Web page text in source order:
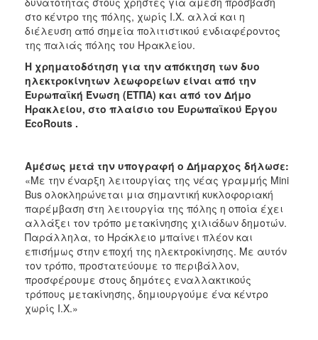
στο κέντρο της πόλης, χωρίς Ι.Χ. αλλά και η
διέλευση από σημεία πολιτιστικού ενδιαφέροντος
της παλιάς πόλης του Ηρακλείου.
Η χρηματοδότηση για την απόκτηση των δυο
ηλεκτροκίνητων λεωφορείων είναι από την
Ευρωπαϊκή Ένωση (ΕΤΠΑ) και από τον Δήμο
Ηρακλείου, στο πλαίσιο του Ευρωπαϊκού Έργου
EcoRouts .
Αμέσως μετά την υπογραφή ο Δήμαρχος δήλωσε:
«Με την έναρξη λειτουργίας της νέας γραμμής Mini
Bus ολοκληρώνεται μια σημαντική κυκλοφοριακή
παρέμβαση στη λειτουργία της πόλης η οποία έχει
αλλάξει τον τρόπο μετακίνησης χιλιάδων δημοτών.
Παράλληλα, το Ηράκλειο μπαίνει πλέον και
επισήμως στην εποχή της ηλεκτροκίνησης. Με αυτόν
τον τρόπο, προστατεύουμε το περιβάλλον,
προσφέρουμε στους δημότες εναλλακτικούς
τρόπους μετακίνησης, δημιουργούμε ένα κέντρο
χωρίς Ι.Χ.»